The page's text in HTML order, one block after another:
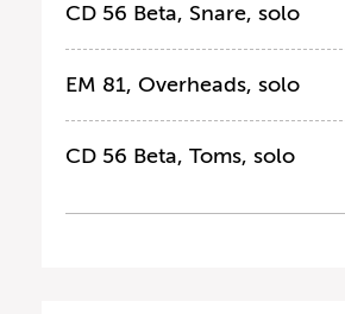
CD 56 Beta, Snare, solo
EM 81, Overheads, solo
CD 56 Beta, Toms, solo